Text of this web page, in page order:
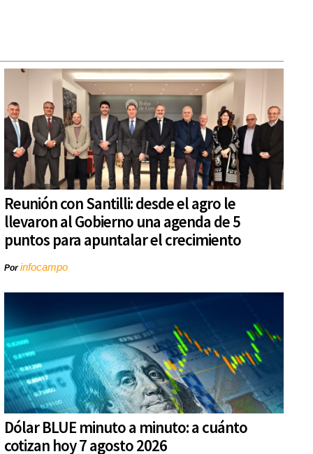
Reunión con Santilli: desde el agro le
llevaron al Gobierno una agenda de 5
puntos para apuntalar el crecimiento
Porinfocampo
Dólar BLUE minuto a minuto: a cuánto
cotizan hoy 7 agosto 2026